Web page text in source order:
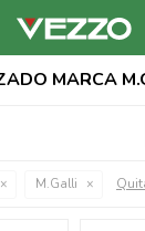
MARCA
M.Galli